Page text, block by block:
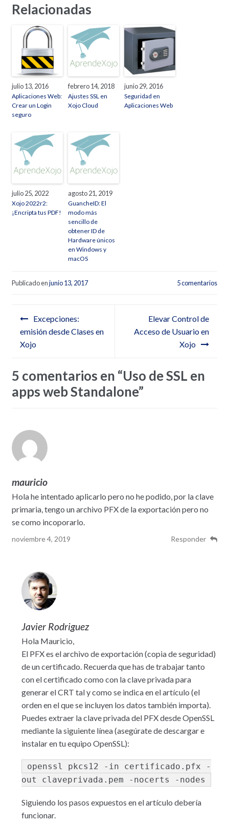
Relacionadas
julio 13, 2016
Aplicaciones Web:
Crear un Login
seguro
febrero 14, 2018
Ajustes SSL en
Xojo Cloud
junio 29, 2016
Seguridad en
Aplicaciones Web
julio 25, 2022
Xojo 2022r2:
¡Encripta tus PDF!
agosto 21, 2019
GuancheID: El
modo más
sencillo de
obtener ID de
Hardware únicos
en Windows y
macOS
Publicado enjunio 13, 2017 5 comentarios
Navegación de entradas
Excepciones:
emisión desde Clases en
Xojo
Elevar Control de
Acceso de Usuario en
Xojo
5 comentarios en “Uso de SSL en
apps web Standalone”
mauricio
Hola he intentado aplicarlo pero no he podido, por la clave
primaria, tengo un archivo PFX de la exportación pero no
se como incoporarlo.
noviembre 4, 2019 Responder
Javier Rodriguez
Hola Mauricio,
El PFX es el archivo de exportación (copia de seguridad)
de un certificado. Recuerda que has de trabajar tanto
con el certificado como con la clave privada para
generar el CRT tal y como se indica en el artículo (el
orden en el que se incluyen los datos también importa).
Puedes extraer la clave privada del PFX desde OpenSSL
mediante la siguiente línea (asegúrate de descargar e
instalar en tu equipo OpenSSL):
openssl pkcs12 -in certificado.pfx -
out claveprivada.pem -nocerts -nodes
Siguiendo los pasos expuestos en el artículo debería
funcionar.